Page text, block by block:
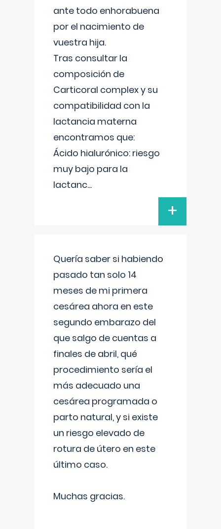
ante todo enhorabuena
por el nacimiento de
vuestra hija.
Tras consultar la
composición de
Carticoral complex y su
compatibilidad con la
lactancia materna
encontramos que:
Ácido hialurónico: riesgo
muy bajo para la
lactanc...
+
Quería saber si habiendo
pasado tan solo 14
meses de mi primera
cesárea ahora en este
segundo embarazo del
que salgo de cuentas a
finales de abril, qué
procedimiento sería el
más adecuado una
cesárea programada o
parto natural, y si existe
un riesgo elevado de
rotura de útero en este
último caso.
Muchas gracias.